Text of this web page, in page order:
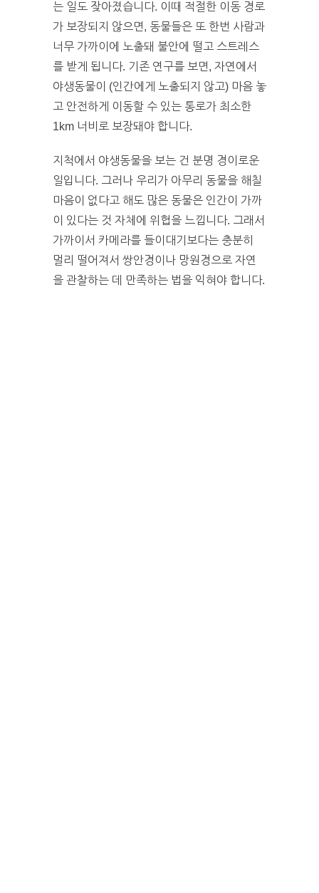
는 일도 잦아졌습니다. 이때 적절한 이동 경로
가 보장되지 않으면, 동물들은 또 한번 사람과
너무 가까이에 노출돼 불안에 떨고 스트레스
를 받게 됩니다. 기존 연구를 보면, 자연에서
야생동물이 (인간에게 노출되지 않고) 마음 놓
고 안전하게 이동할 수 있는 통로가 최소한
1km 너비로 보장돼야 합니다.
지척에서 야생동물을 보는 건 분명 경이로운
일입니다. 그러나 우리가 아무리 동물을 해칠
마음이 없다고 해도 많은 동물은 인간이 가까
이 있다는 것 자체에 위협을 느낍니다. 그래서
가까이서 카메라를 들이대기보다는 충분히
멀리 떨어져서 쌍안경이나 망원경으로 자연
을 관찰하는 데 만족하는 법을 익혀야 합니다.